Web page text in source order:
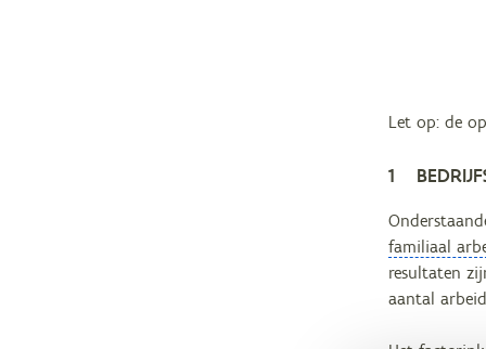
Let op: de
1
familiaal
resultaten
aantal